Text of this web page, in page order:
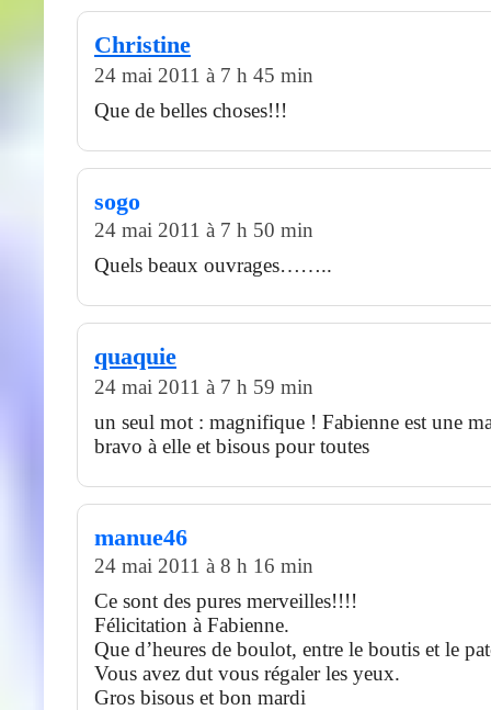
Christine
24 mai 2011 à 7 h 45 min
Que de belles choses!!!
sogo
24 mai 2011 à 7 h 50 min
Quels beaux ouvrages……..
quaquie
24 mai 2011 à 7 h 59 min
un seul mot : magnifique ! Fabienne est une
bravo à elle et bisous pour toutes
manue46
24 mai 2011 à 8 h 16 min
Ce sont des pures merveilles!!!!
Félicitation à Fabienne.
Que d’heures de boulot, entre le boutis et le
Vous avez dut vous régaler les yeux.
Gros bisous et bon mardi